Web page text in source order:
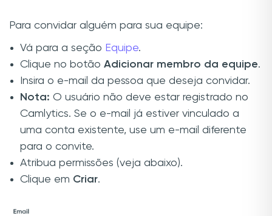
Para convidar alguém para sua equipe:
Vá para a seção Equipe.
Clique no botão Adicionar membro da equipe.
Insira o e-mail da pessoa que deseja convidar.
Nota: O usuário não deve estar registrado no
Camlytics. Se o e-mail já estiver vinculado a
uma conta existente, use um e-mail diferente
para o convite.
Atribua permissões (veja abaixo).
Clique em Criar.